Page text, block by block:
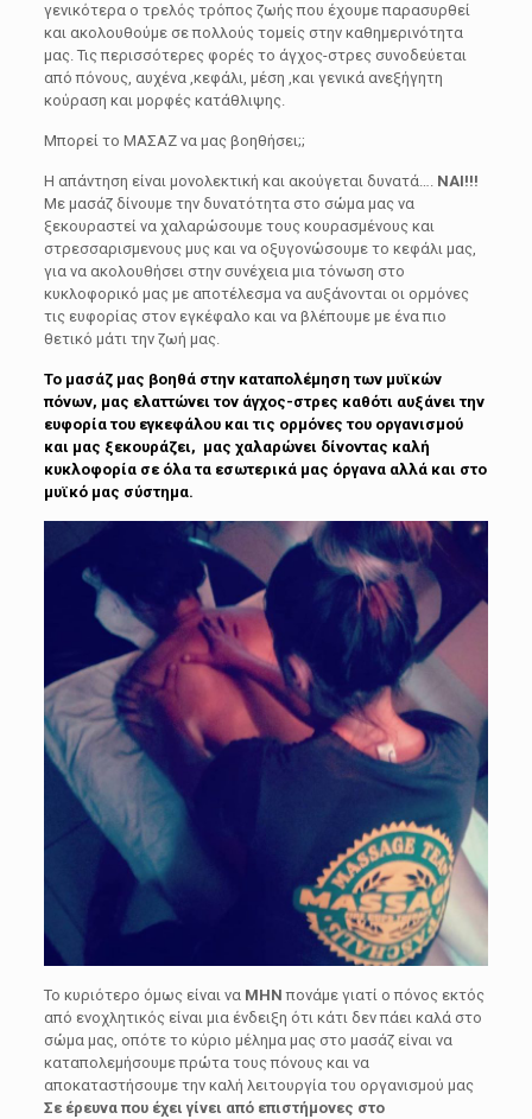
γενικότερα ο τρελός τρόπος ζωής που έχουμε παρασυρθεί
και ακολουθούμε σε πολλούς τομείς στην καθημερινότητα
μας. Τις περισσότερες φορές το άγχος-στρες συνοδεύεται
από πόνους, αυχένα ,κεφάλι, μέση ,και γενικά ανεξήγητη
κούραση και μορφές κατάθλιψης.
Μπορεί το ΜΑΣΑΖ να μας βοηθήσει;;
Η απάντηση είναι μονολεκτική και ακούγεται δυνατά…. ΝΑΙ!!!
Με μασάζ δίνουμε την δυνατότητα στο σώμα μας να
ξεκουραστεί να χαλαρώσουμε τους κουρασμένους και
στρεσσαρισμενους μυς και να οξυγονώσουμε το κεφάλι μας,
για να ακολουθήσει στην συνέχεια μια τόνωση στο
κυκλοφορικό μας με αποτέλεσμα να αυξάνονται οι ορμόνες
τις ευφορίας στον εγκέφαλο και να βλέπουμε με ένα πιο
θετικό μάτι την ζωή μας.
Το μασάζ μας βοηθά στην καταπολέμηση των μυϊκών
πόνων, μας ελαττώνει τον άγχος-στρες καθότι αυξάνει την
ευφορία του εγκεφάλου και τις ορμόνες του οργανισμού
και μας ξεκουράζει, μας χαλαρώνει δίνοντας καλή
κυκλοφορία σε όλα τα εσωτερικά μας όργανα αλλά και στο
μυϊκό μας σύστημα.
Το κυριότερο όμως είναι να ΜΗΝ πονάμε γιατί ο πόνος εκτός
από ενοχλητικός είναι μια ένδειξη ότι κάτι δεν πάει καλά στο
σώμα μας, οπότε το κύριο μέλημα μας στο μασάζ είναι να
καταπολεμήσουμε πρώτα τους πόνους και να
αποκαταστήσουμε την καλή λειτουργία του οργανισμού μας
Σε έρευνα που έχει γίνει από επιστήμονες στο